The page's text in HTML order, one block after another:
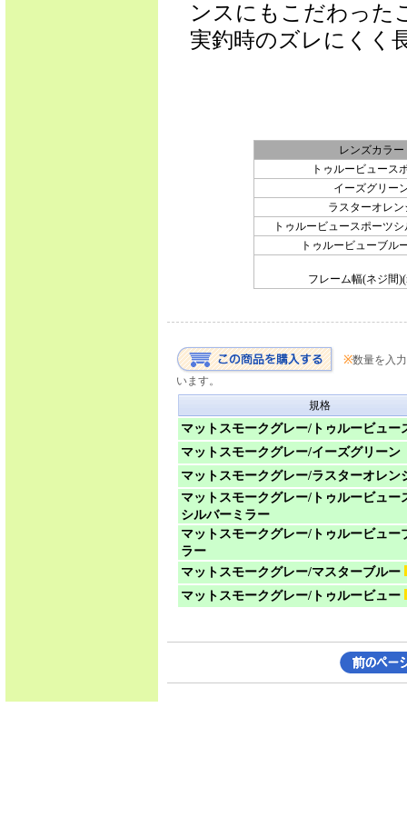
ンスにもこだわった
実釣時のズレにくく
レンズカラー
トゥルービュース
イーズグリー
ラスターオレン
トゥルービュースポーツ
トゥルービューブル
フレーム幅(ネジ間
※数量を入
います。
規格
マットスモークグレー/トゥルービュー
マットスモークグレー/イーズグリーン
マットスモークグレー/ラスターオレン
マットスモークグレー/トゥルービュー
シルバーミラー
マットスモークグレー/トゥルービュー
ラー
マットスモークグレー/マスターブルー
マットスモークグレー/トゥルービュー